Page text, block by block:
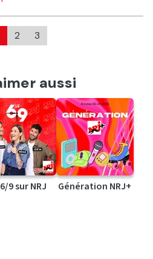
2 3
aussi
9 sur NRJ Génération NRJ+